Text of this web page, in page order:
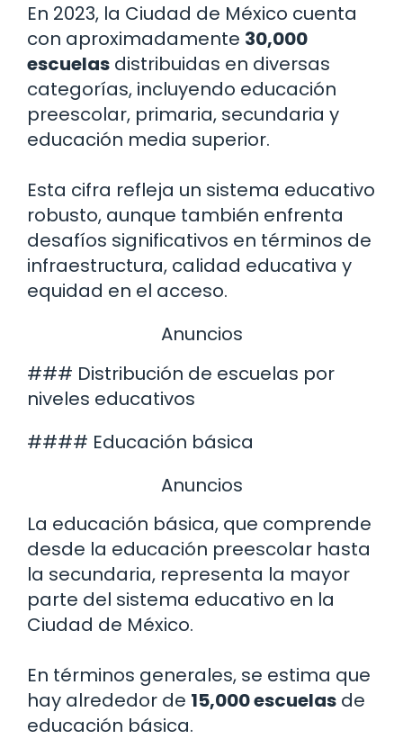
En 2023, la Ciudad de México cuenta
con aproximadamente 30,000
escuelas distribuidas en diversas
categorías, incluyendo educación
preescolar, primaria, secundaria y
educación media superior.
Esta cifra refleja un sistema educativo
robusto, aunque también enfrenta
desafíos significativos en términos de
infraestructura, calidad educativa y
equidad en el acceso.
Anuncios
### Distribución de escuelas por
niveles educativos
#### Educación básica
Anuncios
La educación básica, que comprende
desde la educación preescolar hasta
la secundaria, representa la mayor
parte del sistema educativo en la
Ciudad de México.
En términos generales, se estima que
hay alrededor de 15,000 escuelas de
educación básica.